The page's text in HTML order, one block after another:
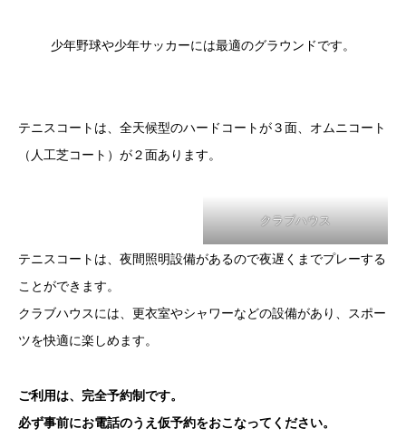
少年野球や少年サッカーには最適のグラウンドです。
テニスコートは、全天候型のハードコートが３面、オムニコート
（人工芝コート）が２面あります。
クラブハウス
テニスコートは、夜間照明設備があるので夜遅くまでプレーする
ことができます。
クラブハウスには、更衣室やシャワーなどの設備があり、スポー
ツを快適に楽しめます。
ご利用は、完全予約制です。
必ず事前にお電話のうえ仮予約をおこなってください。